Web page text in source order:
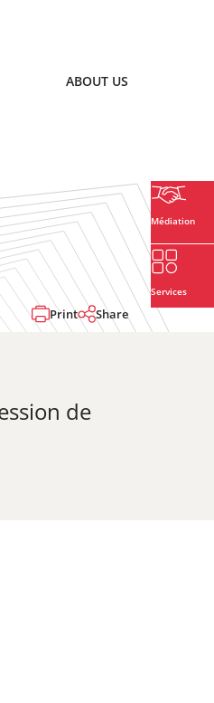
ABOUT US
Médiation
Services
Print Share
de